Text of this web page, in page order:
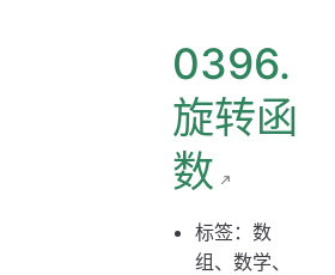
解题思路
思路 1：数学推导
思路 1：代码
思路 1：复杂度分析
0396.
旋转函
数
标签：数
组、数学、